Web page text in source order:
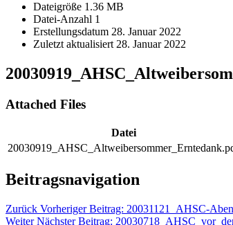
Dateigröße 1.36 MB
Datei-Anzahl 1
Erstellungsdatum 28. Januar 2022
Zuletzt aktualisiert 28. Januar 2022
Attached Files
Datei
Beitragsnavigation
Zurück Vorheriger Beitrag: 20031121_AHSC-
Weiter Nächster Beitrag: